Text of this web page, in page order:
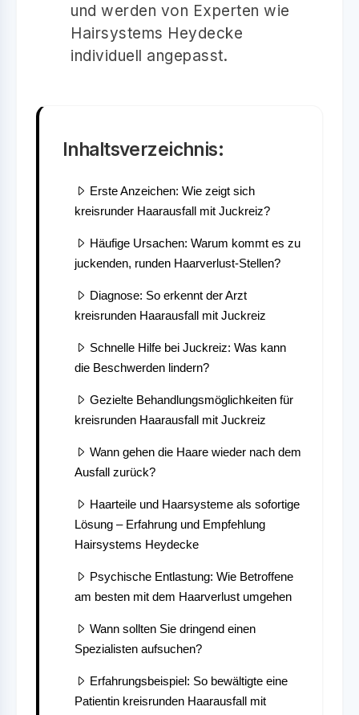
und werden von Experten wie
Hairsystems Heydecke
individuell angepasst.
Inhaltsverzeichnis:
Erste Anzeichen: Wie zeigt sich
kreisrunder Haarausfall mit Juckreiz?
Häufige Ursachen: Warum kommt es zu
juckenden, runden Haarverlust-Stellen?
Diagnose: So erkennt der Arzt
kreisrunden Haarausfall mit Juckreiz
Schnelle Hilfe bei Juckreiz: Was kann
die Beschwerden lindern?
Gezielte Behandlungsmöglichkeiten für
kreisrunden Haarausfall mit Juckreiz
Wann gehen die Haare wieder nach dem
Ausfall zurück?
Haarteile und Haarsysteme als sofortige
Lösung – Erfahrung und Empfehlung
Hairsystems Heydecke
Psychische Entlastung: Wie Betroffene
am besten mit dem Haarverlust umgehen
Wann sollten Sie dringend einen
Spezialisten aufsuchen?
Erfahrungsbeispiel: So bewältigte eine
Patientin kreisrunden Haarausfall mit